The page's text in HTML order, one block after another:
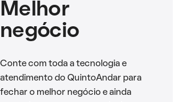
Melhor
negócio
Conte com toda a tecnologia e
atendimento do QuintoAndar para
fechar o melhor negócio e ainda